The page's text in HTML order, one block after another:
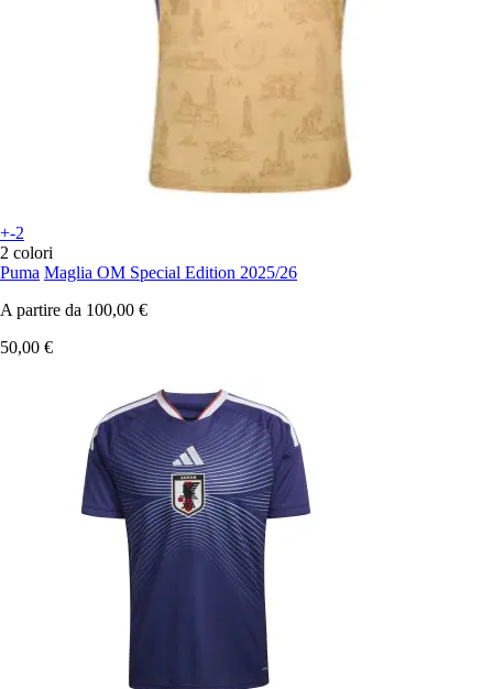
+-2
2 colori
Puma Maglia OM Special Edition 2025/26
A partire da 100,00 €
50,00 €